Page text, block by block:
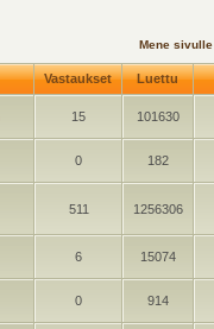
Mene sivulle
Vastaukset Luettu
15 101630
0 182
511 1256306
6 15074
0 914